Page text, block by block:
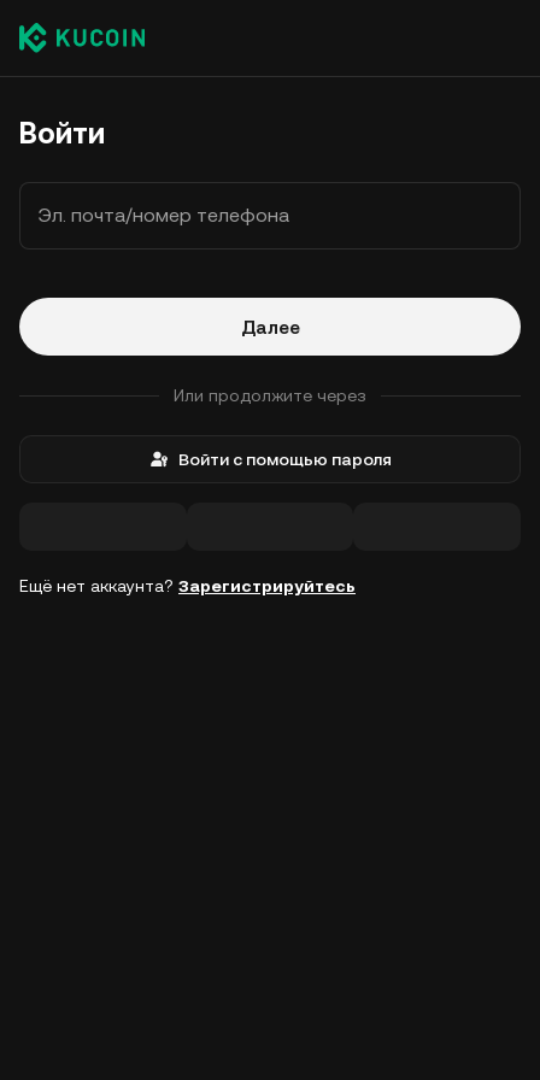
Войти
Эл. почта/номер телефона
Далее
Или продолжите через
Войти с помощью пароля
Ещё нет аккаунта? Зарегистрируйтесь